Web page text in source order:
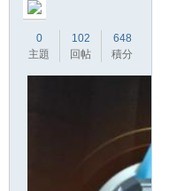
0
主題
102
回帖
648
積分